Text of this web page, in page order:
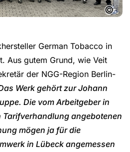
©
German Tobacco in
Aus gutem Grund, wie Veit
der NGG-Region Berlin-
Werk gehört zur Johann
Die vom Arbeitgeber in
Tarifverhandlung angebotenen
mögen ja für die
in Lübeck angemessen